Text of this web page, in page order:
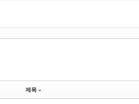
제목